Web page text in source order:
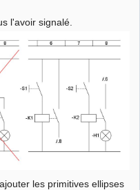
l'avoir signalé.
les primitives ellipses